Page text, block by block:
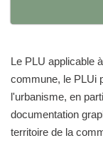
Le PLU applicable
commune, le PLUi
l'urbanisme, en
documentation
territoire de la